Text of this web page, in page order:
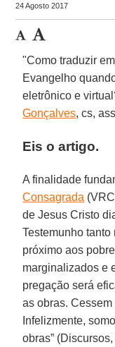
24 Agosto 2017
"Como traduzir
Evangelho
eletrônico e
Gonçalves, cs,
Eis o artigo.
A finalidade
Consagrada
de Jesus Cristo
Testemunho
próximo aos
marginalizados e
pregação será
as obras.
Infelizmente,
obras” (Discursos,